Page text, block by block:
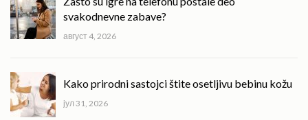
svakodnevne zabave?
август 4, 2026
Kako prirodni sastojci štite osetljivu bebinu kožu
јул 31, 2026